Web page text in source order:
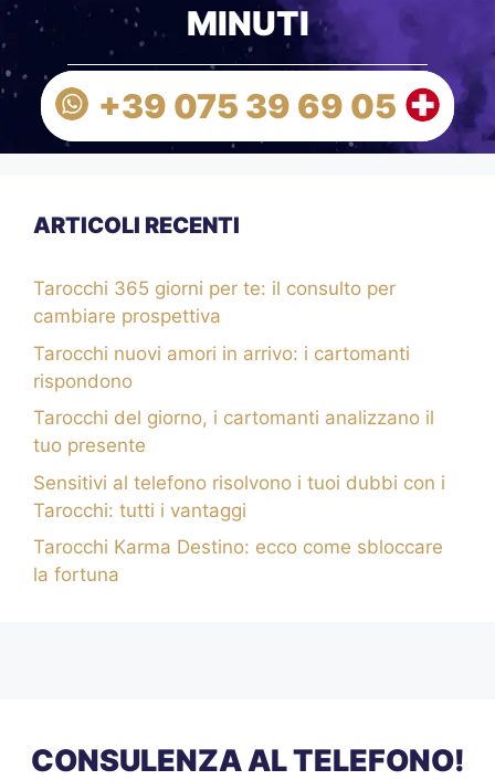
MINUTI
+39 075 39 69 05
ARTICOLI RECENTI
Tarocchi 365 giorni per te: il consulto per
cambiare prospettiva
Tarocchi nuovi amori in arrivo: i cartomanti
rispondono
Tarocchi del giorno, i cartomanti analizzano il
tuo presente
Sensitivi al telefono risolvono i tuoi dubbi con i
Tarocchi: tutti i vantaggi
Tarocchi Karma Destino: ecco come sbloccare
la fortuna
CONSULENZA AL TELEFONO!